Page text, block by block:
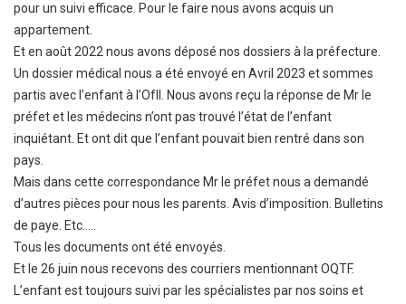
pour un suivi efficace. Pour le faire nous avons acquis un
appartement.
Et en août 2022 nous avons déposé nos dossiers à la préfecture.
Un dossier médical nous a été envoyé en Avril 2023 et sommes
partis avec l’enfant à l’OfII. Nous avons reçu la réponse de Mr le
préfet et les médecins n’ont pas trouvé l’état de l’enfant
inquiétant. Et ont dit que l’enfant pouvait bien rentré dans son
pays.
Mais dans cette correspondance Mr le préfet nous a demandé
d’autres pièces pour nous les parents. Avis d’imposition. Bulletins
de paye. Etc…..
Tous les documents ont été envoyés.
Et le 26 juin nous recevons des courriers mentionnant OQTF.
L’enfant est toujours suivi par les spécialistes par nos soins et